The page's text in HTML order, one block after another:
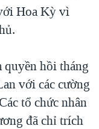
Hoa Kỳ vì
hồi tháng
với các cường
tổ chức nhân
đã chỉ trích